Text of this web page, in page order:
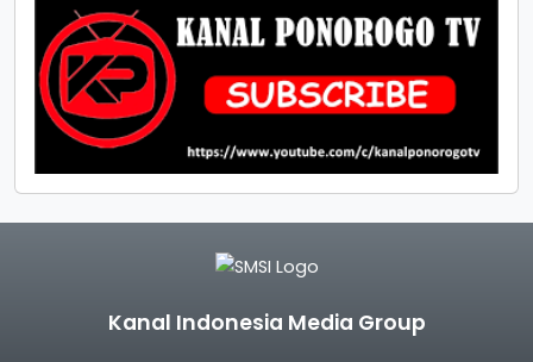
Kanal Indonesia Media Group